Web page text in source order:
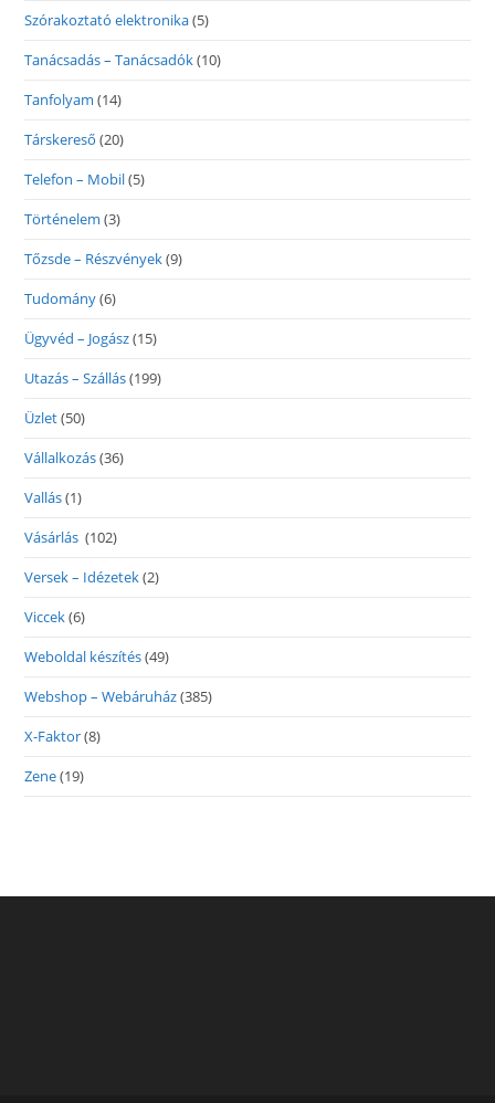
Szórakoztató elektronika(5)
Tanácsadás – Tanácsadók(10)
Tanfolyam (14)
Társkereső (20)
Telefon – Mobil(5)
Történelem (3)
Tőzsde – Részvények(9)
Tudomány(6)
Ügyvéd – Jogász(15)
Utazás – Szállás(199)
Üzlet(50)
Vállalkozás(36)
Vallás(1)
Vásárlás (102)
Versek – Idézetek(2)
Viccek(6)
Weboldal készítés(49)
Webshop – Webáruház(385)
X-Faktor(8)
Zene(19)